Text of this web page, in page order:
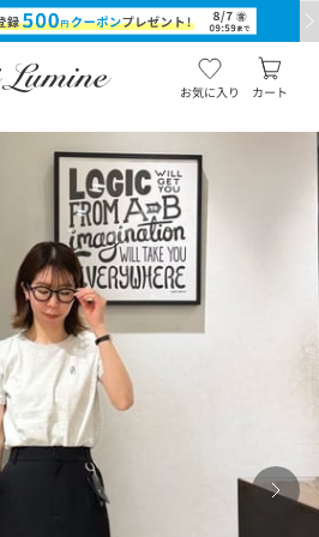
お気に入り カート